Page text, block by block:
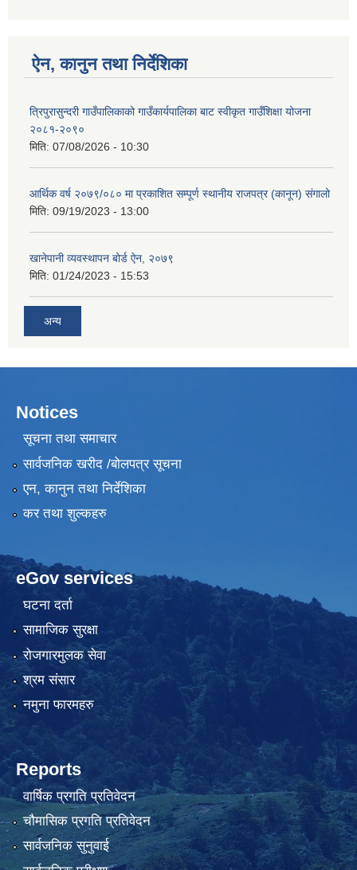
ऐन, कानुन तथा निर्देशिका
त्रिपुरासुन्दरी गाउँपालिकाको गाउँकार्यपालिका बाट स्वीकृत गाउँशिक्षा योजना
२०८१-२०९०
मिति: 07/08/2026 - 10:30
आर्थिक वर्ष २०७९/०८० मा प्रकाशित सम्पूर्ण स्थानीय राजपत्र (कानून) संगालो
मिति: 09/19/2023 - 13:00
खानेपानी व्यवस्थापन बोर्ड ऐन, २०७९
मिति: 01/24/2023 - 15:53
अन्य
Notices
सूचना तथा समाचार
सार्वजनिक खरीद /बोलपत्र सूचना
एन, कानुन तथा निर्देशिका
कर तथा शुल्कहरु
eGov services
घटना दर्ता
सामाजिक सुरक्षा
रोजगारमुलक सेवा
श्रम संसार
नमुना फारमहरु
Reports
वार्षिक प्रगति प्रतिवेदन
चौमासिक प्रगति प्रतिवेदन
सार्वजनिक सुनुवाई